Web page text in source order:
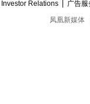
Relations 广告服
凤凰新媒体